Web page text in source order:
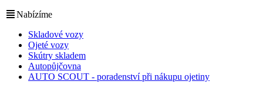
Nabízíme
Skladové vozy
Ojeté vozy
Skútry skladem
Autopůjčovna
AUTO SCOUT - poradenství při nákupu ojetiny